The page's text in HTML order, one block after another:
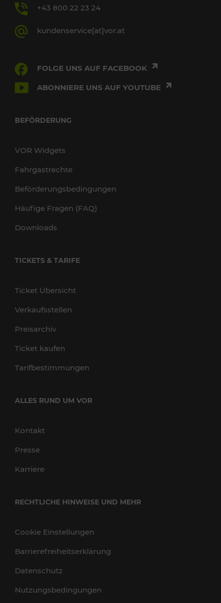
+43 800 22 23 24
kundenservice[at]vor.at
FOLGE UNS AUF FACEBOOK
ABONNIERE UNS AUF YOUTUBE
BEFÖRDERUNG
VOR Widgets
Fahrgastrechte
Beförderungsbedingungen
Häufige Fragen (FAQ)
Downloads
TICKETS & TARIFE
Ticket Übersicht
Verkaufsstellen
Preisarchiv
Ticket kaufen
Tarifbestimmungen
ALLES RUND UM VOR
Kontakt
Presse
Karriere
RECHTLICHE HINWEISE UND MEHR
Cookie Einstellungen
Barrierefreiheitserklärung
Datenschutz
Nutzungsbedingungen